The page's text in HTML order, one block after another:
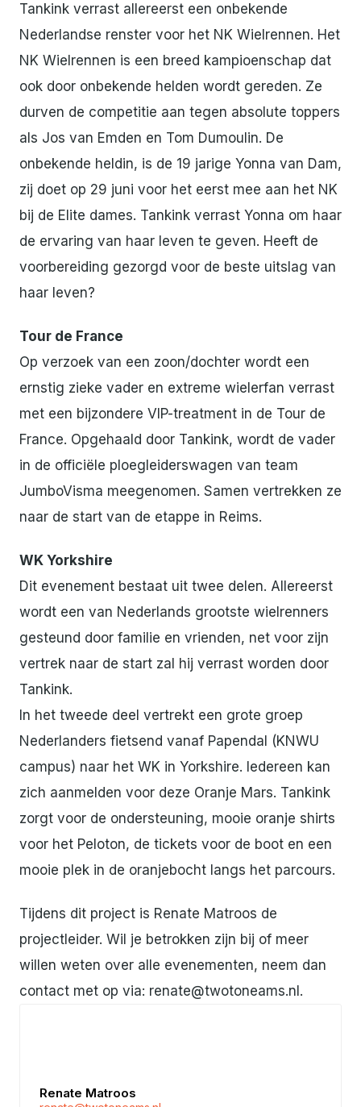
Tankink verrast allereerst een onbekende
Nederlandse renster voor het NK Wielrennen. Het
NK Wielrennen is een breed kampioenschap dat
ook door onbekende helden wordt gereden. Ze
durven de competitie aan tegen absolute toppers
als Jos van Emden en Tom Dumoulin. De
onbekende heldin, is de 19 jarige Yonna van Dam,
zij doet op 29 juni voor het eerst mee aan het NK
bij de Elite dames. Tankink verrast Yonna om haar
de ervaring van haar leven te geven. Heeft de
voorbereiding gezorgd voor de beste uitslag van
haar leven?
Tour de France
Op verzoek van een zoon/dochter wordt een
ernstig zieke vader en extreme wielerfan verrast
met een bijzondere VIP-treatment in de Tour de
France. Opgehaald door Tankink, wordt de vader
in de officiële ploegleiderswagen van team
JumboVisma meegenomen. Samen vertrekken ze
naar de start van de etappe in Reims.
WK Yorkshire
Dit evenement bestaat uit twee delen. Allereerst
wordt een van Nederlands grootste wielrenners
gesteund door familie en vrienden, net voor zijn
vertrek naar de start zal hij verrast worden door
Tankink.
In het tweede deel vertrekt een grote groep
Nederlanders fietsend vanaf Papendal (KNWU
campus) naar het WK in Yorkshire. Iedereen kan
zich aanmelden voor deze Oranje Mars. Tankink
zorgt voor de ondersteuning, mooie oranje shirts
voor het Peloton, de tickets voor de boot en een
mooie plek in de oranjebocht langs het parcours.
Tijdens dit project is Renate Matroos de
projectleider. Wil je betrokken zijn bij of meer
willen weten over alle evenementen, neem dan
contact met op via: renate@twotoneams.nl .
Renate Matroos